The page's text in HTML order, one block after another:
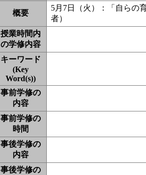
概要
5月7日（火）：「自らの
者）
授業時間内
の学修内容
キーワード
(Key
Word(s))
事前学修の
内容
事前学修の
時間
事後学修の
内容
事後学修の